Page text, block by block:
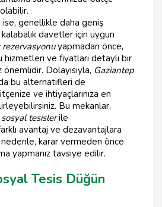
ise, genellikle daha geniş
davetler için uygun
rezervasyonuyapmadan önce,
hizmetleri ve fiyatları detaylı bir
önemlidir. Dolayısıyla, Gaziantep
bu alternatifleri de
ve ihtiyaçlarınıza en
Bu mekanlar,
tesislerile
farklı avantaj ve dezavantajlara
karar vermeden önce
yapmanız tavsiye edilir.
Tesis Düğün